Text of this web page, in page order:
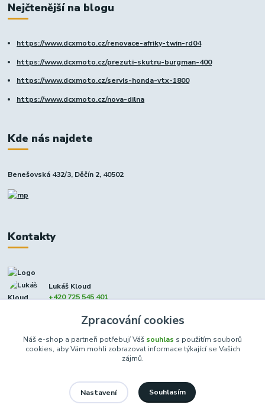
Nejčtenější na blogu
https://www.dcxmoto.cz/renovace-afriky-twin-rd04
https://www.dcxmoto.cz/prezuti-skutru-burgman-400
https://www.dcxmoto.cz/servis-honda-vtx-1800
https://www.dcxmoto.cz/nova-dilna
Kde nás najdete
Benešovská 432/3, Děčín 2, 40502
Kontakty
Lukáš Kloud
+420 725 545 401
Zpracování cookies
Náš e-shop a partneři potřebují Váš souhlas s použitím souborů
cookies, aby Vám mohli zobrazovat informace týkající se Vašich
zájmů.
Nastavení Souhlasím